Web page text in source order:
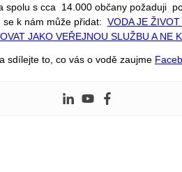
s cca 14.000 občany požaduji
k nám může přidat: VODA JE
JAKO VEŘEJNOU SLUŽBU A NE
sdílejte to, co vás o vodě zaujme